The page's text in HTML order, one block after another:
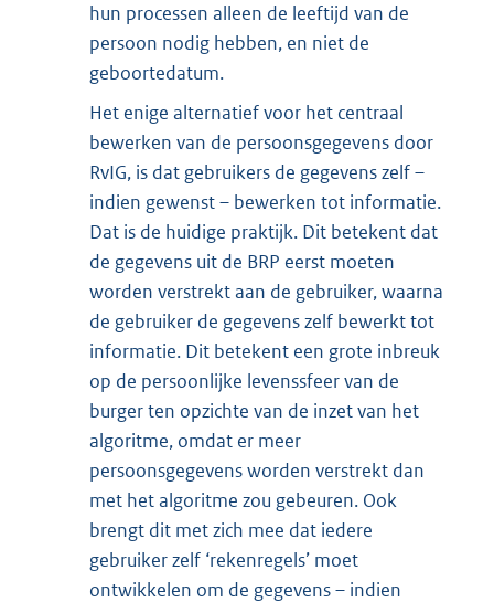
hun processen alleen de leeftijd van de
persoon nodig hebben, en niet de
geboortedatum.
Het enige alternatief voor het centraal
bewerken van de persoonsgegevens door
RvIG, is dat gebruikers de gegevens zelf –
indien gewenst – bewerken tot informatie.
Dat is de huidige praktijk. Dit betekent dat
de gegevens uit de BRP eerst moeten
worden verstrekt aan de gebruiker, waarna
de gebruiker de gegevens zelf bewerkt tot
informatie. Dit betekent een grote inbreuk
op de persoonlijke levenssfeer van de
burger ten opzichte van de inzet van het
algoritme, omdat er meer
persoonsgegevens worden verstrekt dan
met het algoritme zou gebeuren. Ook
brengt dit met zich mee dat iedere
gebruiker zelf ‘rekenregels’ moet
ontwikkelen om de gegevens – indien